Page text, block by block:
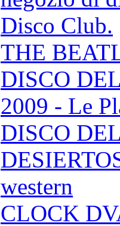
Disco Club.
THE
DISCO
2009 - Le
DISCO
western
CLOCK